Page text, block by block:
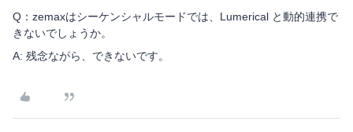
Q：zemaxはシーケンシャルモードでは、Lumerical と動的連携で
きないでしょうか。
A: 残念ながら、できないです。